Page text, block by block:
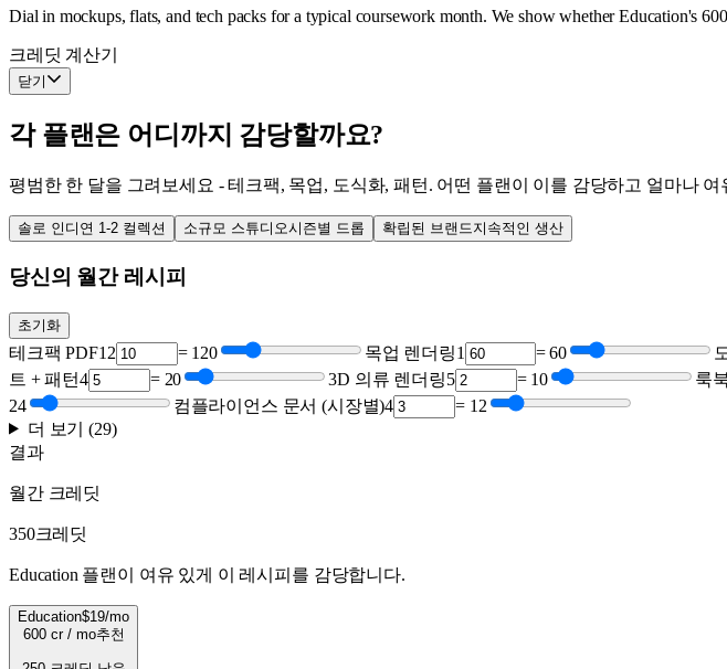
Dial in mockups, flats, and tech packs for a typical coursework month. We show whether Education's
크레딧 계산기
닫기
각 플랜은 어디까지 감당할까요?
평범한 한 달을 그려보세요 - 테크팩, 목업, 도식화, 패턴. 어떤 플랜이 이를 감당하고 얼마나
솔로 인디 연 1-2 컬렉션 소규모 스튜디오시즌별 드롭 확립된 브랜드지속적인 생산
당신의 월간 레시피
초기화
테크팩 PDF12 = 120 목업 렌더링1 =60
트 + 패턴4 = 20 3D 의류 렌더링5 = 10 룩
24
컴플라이언스 문서 (시장별)4 = 12
더 보기 (29)
결과
월간 크레딧
350크레딧
Education 플랜이 여유 있게 이 레시피를 감당합니다.
Education$19/mo
600 cr / mo추천